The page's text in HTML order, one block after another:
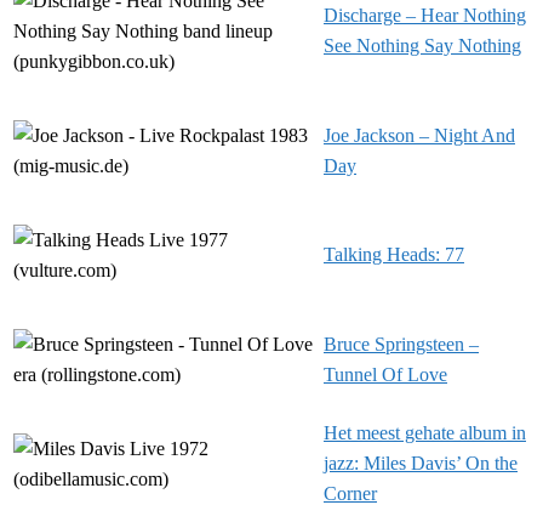
Discharge – Hear Nothing
See Nothing Say Nothing
Joe Jackson – Night And
Day
Talking Heads: 77
Bruce Springsteen –
Tunnel Of Love
Het meest gehate album in
jazz: Miles Davis’ On the
Corner